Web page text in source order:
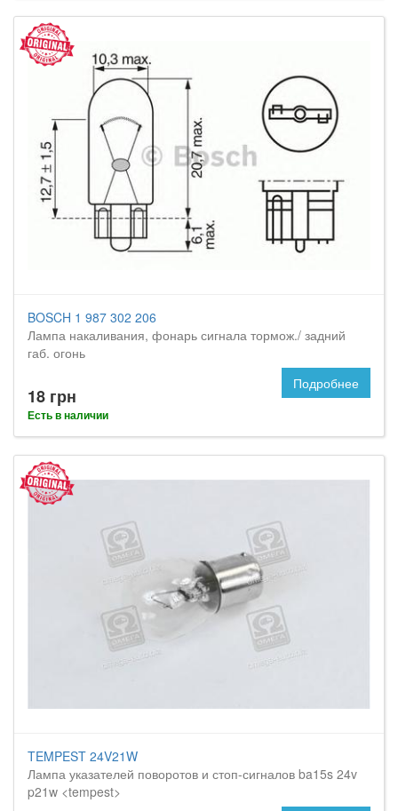
BOSCH 1 987 302 206
Лампа накаливания, фонарь сигнала тормож./ задний
габ. огонь
18 грн
Есть в наличии
Подробнее
TEMPEST 24V21W
Лампа указателей поворотов и стоп-сигналов ba15s 24v
p21w <tempest>